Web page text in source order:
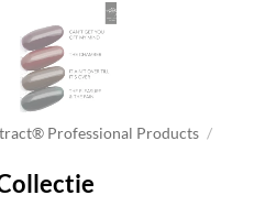
Professional Products /